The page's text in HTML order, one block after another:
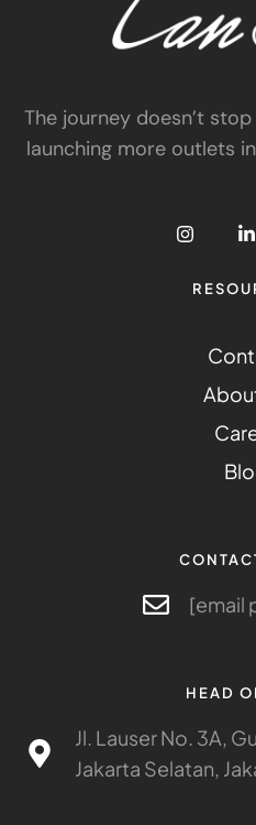
The journey doesn’t
launching more outlets
[email
HEAD
Jl. Lauser No. 3A,
Jakarta Selatan,